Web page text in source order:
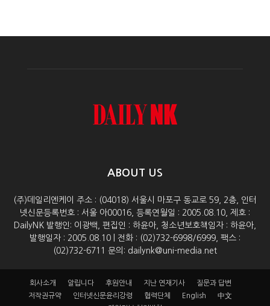
ABOUT US
(주)데일리엔케이 주소 : (04018) 서울시 마포구 동교로 59, 2층, 인터
넷신문등록번호 : 서울 아00016, 등록연월일 : 2005.08.10, 제호 :
DailyNK 발행인: 이광백, 편집인 : 하윤아, 청소년보호책임자 : 하윤아,
발행일자 : 2005.08.10 | 전화 : (02)732-6998/6999, 팩스 :
(02)732-6711 문의: dailynk@uni-media.net
회사소개 알립니다 후원안내 지난 연재기사
질문과 답변
저작권규약
인터넷신문윤리강령 협력단체 English
中文